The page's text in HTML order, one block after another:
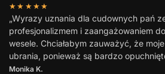
★★★★★
„Wyrazy uznania dla cudownych pań
profesjonalizmem i zaangażowaniem
wesele. Chciałabym zauważyć, że
ubrania, ponieważ są bardzo
Monika K.